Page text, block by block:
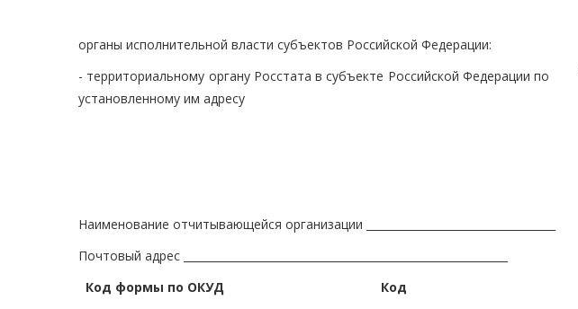
органы исполнительной власти субъектов Российской Федерации:
- территориальному органу Росстата в субъекте Российской Федерации по
установленному им адресу
Наименование отчитывающейся организации ___________________________________
Почтовый адрес ____________________________________________________________
Код формы по ОКУД
Код